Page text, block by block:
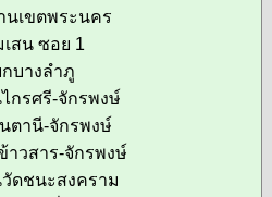
นเขตพระนคร
เสน ซอย 1
บางลำภู
กรศรี-จักรพงษ์
ตานี-จักรพงษ์
าวสาร-จักรพงษ์
วัดชนะสงคราม